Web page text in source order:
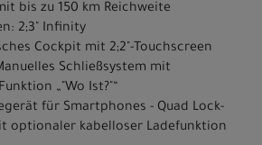
bis zu 150 km Reichweite
2;3" Infinity
Cockpit mit 2;2"-Touchscreen
Schließsystem mit
„"Wo Ist?"“
für Smartphones - Quad Lock-
optionaler kabelloser Ladefunktion